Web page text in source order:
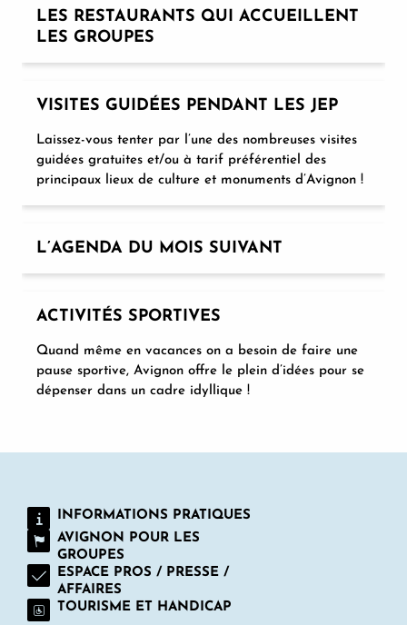
LES RESTAURANTS QUI ACCUEILLENT
LES GROUPES
VISITES GUIDÉES PENDANT LES JEP
Laissez-vous tenter par l’une des nombreuses visites
guidées gratuites et/ou à tarif préférentiel des
principaux lieux de culture et monuments d’Avignon !
L’AGENDA DU MOIS SUIVANT
ACTIVITÉS SPORTIVES
Quand même en vacances on a besoin de faire une
pause sportive, Avignon offre le plein d’idées pour se
dépenser dans un cadre idyllique !
INFORMATIONS PRATIQUES
AVIGNON POUR LES
GROUPES
ESPACE PROS / PRESSE /
AFFAIRES
TOURISME ET HANDICAP